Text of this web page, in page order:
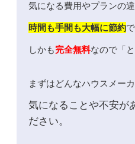
気になる費用やプランの違
時間も手間も大幅に節約
しかも完全無料なので「
まずはどんなハウスメー
気になることや不安が
ださい。